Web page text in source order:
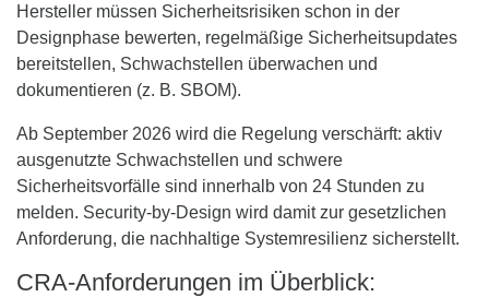
Hersteller müssen Sicherheitsrisiken schon in der
Designphase bewerten, regelmäßige Sicherheitsupdates
bereitstellen, Schwachstellen überwachen und
dokumentieren (z. B. SBOM).
Ab September 2026 wird die Regelung verschärft: aktiv
ausgenutzte Schwachstellen und schwere
Sicherheitsvorfälle sind innerhalb von 24 Stunden zu
melden. Security-by-Design wird damit zur gesetzlichen
Anforderung, die nachhaltige Systemresilienz sicherstellt.
CRA-Anforderungen im Überblick: